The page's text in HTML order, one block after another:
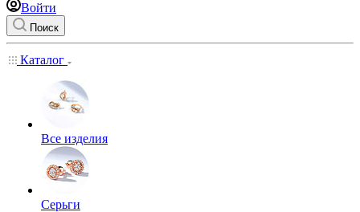
Войти
Поиск
Каталог
Все изделия
Серьги